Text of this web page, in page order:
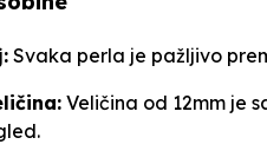
Svaka perla je pažljivo
Veličina od 12mm je